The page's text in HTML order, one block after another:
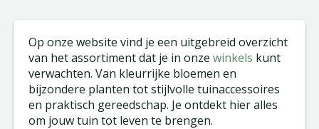
Op onze website vind je een uitgebreid overzicht
van het assortiment dat je in onze winkels kunt
verwachten. Van kleurrijke bloemen en
bijzondere planten tot stijlvolle tuinaccessoires
en praktisch gereedschap. Je ontdekt hier alles
om jouw tuin tot leven te brengen.